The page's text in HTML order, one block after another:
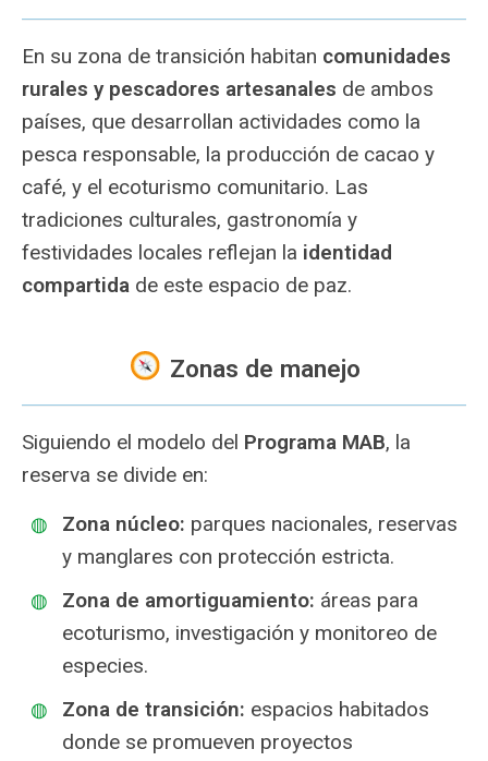
En su zona de transición habitan comunidades
rurales y pescadores artesanales de ambos
países, que desarrollan actividades como la
pesca responsable, la producción de cacao y
café, y el ecoturismo comunitario. Las
tradiciones culturales, gastronomía y
festividades locales reflejan la identidad
compartida de este espacio de paz.
Zonas de manejo
Siguiendo el modelo del Programa MAB, la
reserva se divide en:
Zona núcleo: parques nacionales, reservas
y manglares con protección estricta.
Zona de amortiguamiento: áreas para
ecoturismo, investigación y monitoreo de
especies.
Zona de transición: espacios habitados
donde se promueven proyectos